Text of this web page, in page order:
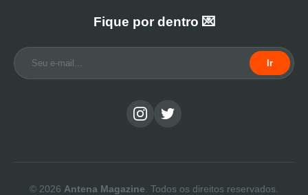
Fique por dentro 💌
Ir
© 2026 Antena Magazine . Todos os direitos reservados.